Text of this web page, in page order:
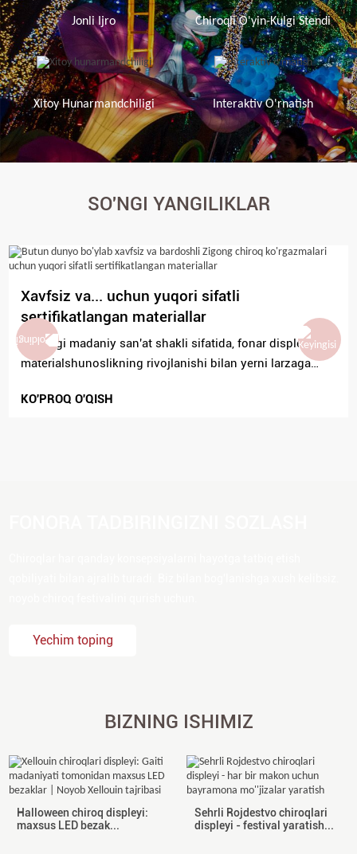
Jonli Ijro Chiroqli O'yin-Kulgi Stendi
Xitoy Hunarmandchiligi Interaktiv O'rnatish
SO'NGI YANGILIKLAR
Xavfsiz va... uchun yuqori sifatli
sertifikatlangan materiallar
Qadimgi madaniy san'at shakli sifatida, fonar displeylari
materialshunoslikning rivojlanishi bilan yerni larzaga
qog'oz chiroqlardan tortib...
KO'PROQ O'QISH
Yechim toping
BIZNING ISHIMIZ
Halloween chiroq displeyi:
maxsus LED bezak...
Sehrli Rojdestvo chiroqlari
displeyi - festival yaratish...